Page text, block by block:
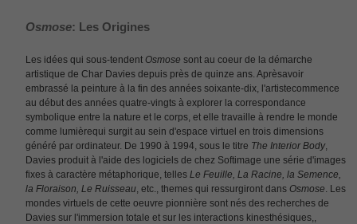
Osmose: Les Origines
Les idées qui sous-tendent Osmose sont au coeur de la démarche
artistique de Char Davies depuis près de quinze ans. Aprèsavoir
embrassé la peinture à la fin des années soixante-dix, l'artistecommence
au début des années quatre-vingts à explorer la correspondance
symbolique entre la nature et le corps, et elle travaille à rendre le monde
comme lumièrequi surgit au sein d'espace virtuel en trois dimensions
généré par ordinateur. De 1990 à 1994, sous le titre The Interior Body,
Davies produit à l'aide des logiciels de chez Softimage une série d'images
fixes à caractère métaphorique, telles Le Feuille, La Racine, la Semence,
la Floraison, Le Ruisseau, etc., themes qui ressurgiront dans Osmose. Les
mondes virtuels de cette oeuvre pionnière sont nés des recherches de
Davies sur l'immersion totale et sur les interactions kinesthésiques,,